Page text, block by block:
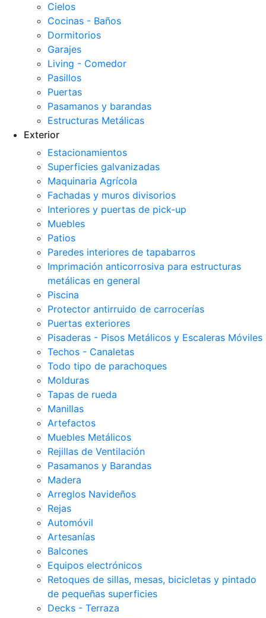
Cielos
Cocinas - Baños
Dormitorios
Garajes
Living - Comedor
Pasillos
Puertas
Pasamanos y barandas
Estructuras Metálicas
Exterior
Estacionamientos
Superficies galvanizadas
Maquinaria Agrícola
Fachadas y muros divisorios
Interiores y puertas de pick-up
Muebles
Patios
Paredes interiores de tapabarros
Imprimación anticorrosiva para estructuras
metálicas en general
Piscina
Protector antirruido de carrocerías
Puertas exteriores
Pisaderas - Pisos Metálicos y Escaleras Móviles
Techos - Canaletas
Todo tipo de parachoques
Molduras
Tapas de rueda
Manillas
Artefactos
Muebles Metálicos
Rejillas de Ventilación
Pasamanos y Barandas
Madera
Arreglos Navideños
Rejas
Automóvil
Artesanías
Balcones
Equipos electrónicos
Retoques de sillas, mesas, bicicletas y pintado
de pequeñas superficies
Decks - Terraza